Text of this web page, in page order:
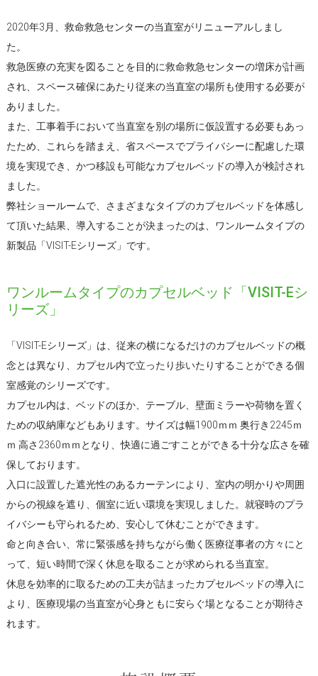
2020年3月、救命救急センターの当直室がリニューアルしまし
た。
救急医療の充実を図ることを目的に救命救急センターの増床が計画
され、スペース確保にあたり従来の当直室の場所も使用する必要が
ありました。
また、工事着手において当直室を別の場所に仮設置する必要もあっ
たため、これらを踏まえ、省スペースでプライバシーに配慮した環
境を実現でき、かつ移設も可能なカプセルベッドの導入が検討され
ました。
弊社ショールームで、さまざまなタイプのカプセルベッドを体感し
て頂いた結果、導入することが決まったのは、ワンルームタイプの
新製品「VISIT-Eシリーズ」です。
ワンルームタイプのカプセルベッド「VISIT-Eシ
リーズ」
「VISIT-Eシリーズ」は、従来の横になるだけのカプセルベッドの概
念とは異なり、カプセル内で立ったり歩いたりすることができる個
室感覚のシリーズです。
カプセル内は、ベッドのほか、テーブル、壁面ミラーや荷物を置く
ための収納庫などもあります。サイズは幅1900ｍｍ 奥行き2245ｍ
ｍ 高さ2360ｍｍとなり、快適に過ごすことができる十分な広さを確
保しております。
入口に設置した遮光性のあるカーテンにより、室内の明かりや周囲
からの視線を遮り、個室に近い環境を実現しました。就寝時のプラ
イバシーも守られるため、安心して休むことができます。
命と向き合い、常に緊張感を持ちながら働く医療従事者の方々にと
って、短い時間で深く休息を取ることが求められる当直室。
休息を効率的に取るための工夫が詰まったカプセルベッドの導入に
より、医療現場の当直室が心身ともに安らぐ場となることが期待さ
れます。